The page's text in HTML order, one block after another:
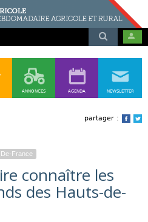
ANNONCES AGENDA NEWSLETTER
partager :
France
connaître les
des Hauts-de-